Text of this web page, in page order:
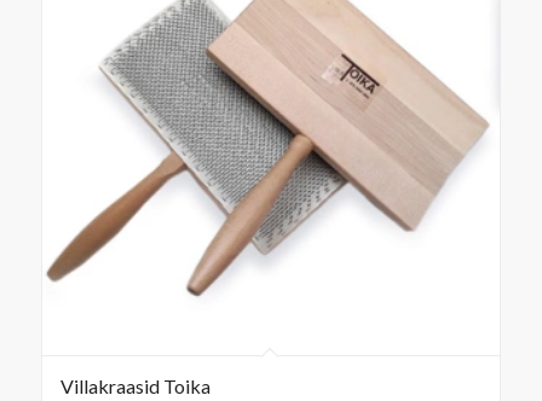
Villakraasid Toika